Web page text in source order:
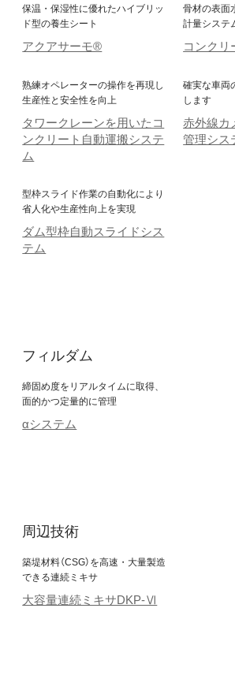
保温・保湿性に優れたハイブリッ
ド型の養生シート
アクアサーモ®
骨材の表面
計量システ
コンクリ
熟練オペレーターの操作を再現し
生産性と安全性を向上
タワークレーンを用いたコ
ンクリート自動運搬システ
ム
確実な車両
します
赤外線カ
管理シス
型枠スライド作業の自動化により
省人化や生産性向上を実現
ダム型枠自動スライドシス
テム
フィルダム
締固め度をリアルタイムに取得、
面的かつ定量的に管理
αシステム
周辺技術
築堤材料（CSG）を高速・大量製造
できる連続ミキサ
大容量連続ミキサDKP-Ⅵ